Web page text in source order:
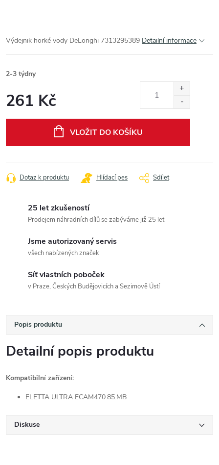
Výdejnik horké vody DeLonghi 7313295389 Detailní informace
2-3 týdny
261 Kč
VLOŽIT DO KOŠÍKU
Dotaz k produktu Hlídací pes Sdílet
25 let zkušeností
Prodejem náhradních dílů se zabýváme již 25 let
Jsme autorizovaný servis
všech nabízených značek
Síť vlastních poboček
v Praze, Českých Budějovicích a Sezimově Ústí
Popis produktu
Detailní popis produktu
Kompatibilní zařízení:
ELETTA ULTRA ECAM470.85.MB
Diskuse